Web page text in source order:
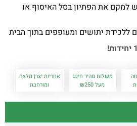
למקם את הפתיון בסל האיסוף או
ללכידת יתושים ומעופפים בתוך הבית
משלוח מהיר חינם
מעל ₪250
אחריות יצרן מלאה
ומורחבת